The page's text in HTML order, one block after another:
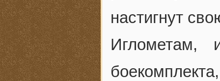
настигнут
Иглометам,